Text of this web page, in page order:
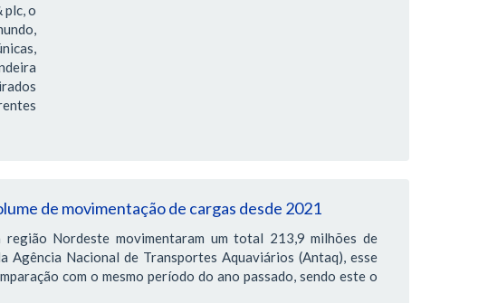
plc, o
de movimentação de cargas desde 2021
Nordeste movimentaram um total 213,9 milhões de
Agência Nacional de Transportes Aquaviários (Antaq), esse
com o mesmo período do ano passado, sendo este o